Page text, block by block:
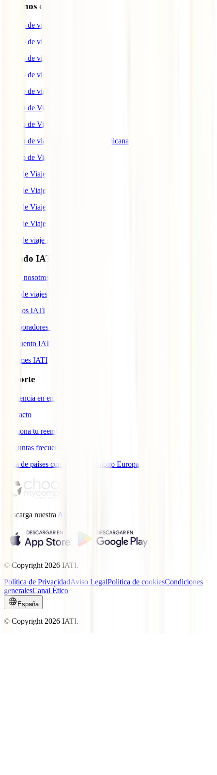
Destinos de interés
Seguro de viaje a EEUU
Seguro de viaje a Indonesia
Seguro de viaje a Marruecos
Seguro de viaje a Reino Unido
Seguro de viaje a México
Seguro de Viaje a Tailandia
Seguro de Viaje a China
Seguro de viaje a República Dominicana
Seguro de Viaje a Colombia
Guía de Viaje a Estados Unidos
Guía de Viaje a México
Guía de Viaje a Marruecos
Guía de Viaje a Cuba
Guía de viaje a Indonesia
Mundo IATI
Sobre nosotros
Blog de viajes
Premios IATI
Colaboradores IATI
Descuento IATI
Informes IATI
Soporte
Asistencia en emergencias
Contacto
Gestiona tu reembolso
Preguntas frecuentes
Lista de países con cobertura ámbito Europa
Descarga nuestra App.
© Copyright 2026 IATI.
Política de PrivacidadAviso LegalPolitica de cookiesCondiciones
generalesCanal Ético
España
© Copyright 2026 IATI.